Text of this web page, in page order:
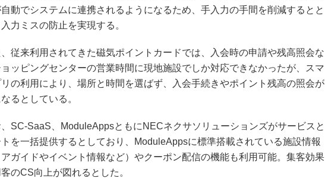
動でシステムに連携されるようになるため、手入力の手間を削減するとと
力ミスの防止を実現する。
従来利用されてきた磁気ポイントカードでは、入会時の申請や残高照会な
ョッピングセンターの営業時間に現地施設でしか対応できなかったが、スマ
の利用により、場所と時間を選ばず、入会手続きやポイント残高の照会が
るとしている。
SC-SaaS、ModuleAppsともにNECネクサソリューションズがサービスと
を一括提供するとしており、ModuleAppsに標準搭載されている施設情報
アガイドやイベント情報など）やクーポン配信の機能も利用可能。集客効果
のCS向上が図れるとした。